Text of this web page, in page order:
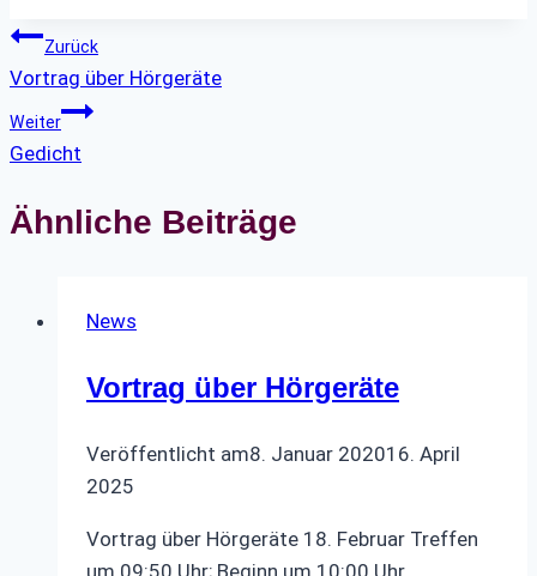
Beitragsnavigation
Zurück
Vortrag über Hörgeräte
Weiter
Gedicht
Ähnliche Beiträge
News
Vortrag über Hörgeräte
Veröffentlicht am8. Januar 202016. April
2025
Vortrag über Hörgeräte 18. Februar Treffen
um 09:50 Uhr; Beginn um 10:00 Uhr